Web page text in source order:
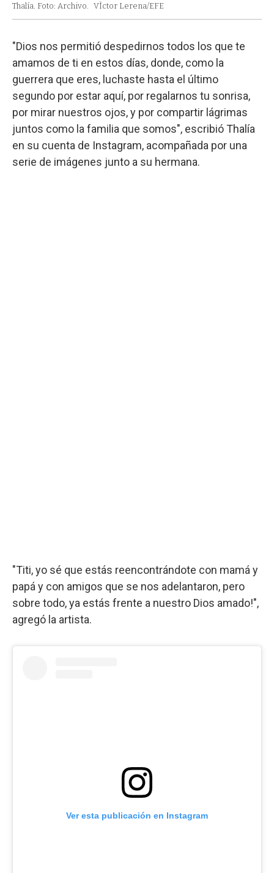
Thalía. Foto: Archivo. VÌctor Lerena/EFE
"Dios nos permitió despedirnos todos los que te
amamos de ti en estos días, donde, como la
guerrera que eres, luchaste hasta el último
segundo por estar aquí, por regalarnos tu sonrisa,
por mirar nuestros ojos, y por compartir lágrimas
juntos como la familia que somos", escribió Thalía
en su cuenta de Instagram, acompañada por una
serie de imágenes junto a su hermana.
"Titi, yo sé que estás reencontrándote con mamá y
papá y con amigos que se nos adelantaron, pero
sobre todo, ya estás frente a nuestro Dios amado!",
agregó la artista.
Ver esta publicación en Instagram